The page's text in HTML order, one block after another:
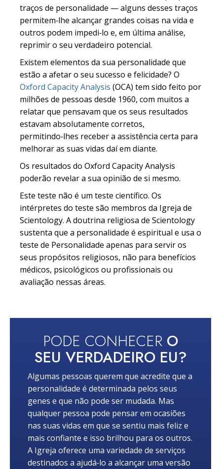
traços de personalidade — alguns desses traços
permitem‑lhe alcançar grandes coisas na vida e
outros podem impedi‑lo e, em última análise,
reprimir o seu verdadeiro potencial.
Existem elementos da sua personalidade que
estão a afetar o seu sucesso e felicidade? O
Oxford Capacity Analysis (OCA) tem sido feito por
milhões de pessoas desde 1960, com muitos a
relatar que pensavam que os seus resultados
estavam absolutamente corretos,
permitindo‑lhes receber a assistência certa para
melhorar as suas vidas daí em diante.
Os resultados do Oxford Capacity Analysis
poderão revelar a sua opinião de si mesmo.
Este teste não é um teste científico. Os
intérpretes do teste são membros da Igreja de
Scientology. A doutrina religiosa de Scientology
sustenta que a personalidade é espiritual e usa o
teste de Personalidade apenas para servir os
seus propósitos religiosos, não para benefícios
médicos, psicológicos ou profissionais ou
avaliação nessas áreas.
PODE CONHECER O
SEU VERDADEIRO EU?
Algumas pessoas querem que acredite que a
personalidade é determinada pelos seus
genes e que não pode ser mudada. Mas
qualquer pessoa pode pensar em ocasiões
nas suas vidas em que se sentiu mais feliz e
mais confiante e isso brilhou para os outros.
A Igreja oferece uma variedade de serviços
destinados a ajudá‑lo a alcançar uma versão